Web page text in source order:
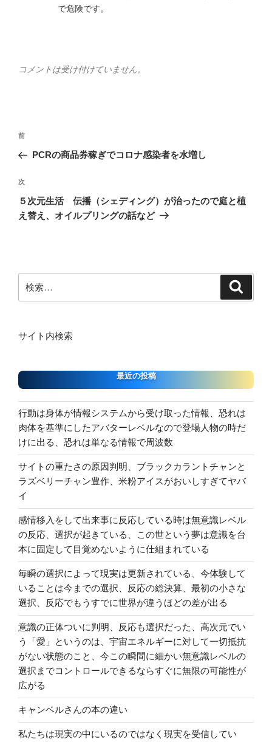
で危険です。
コメントは受け付けていません。
投
ナ
ビ
ゲ
ー
前
の
稿
前
PCRの商品券稼ぎでコロナ感染者を水増し
次
の
投
次
５次元生活 伝播（シェディング）が治ったので庭と植
え替え、オイルプリングの話など
索:
サイト内検索
最近の投稿
行動は身体が情報システムから受け取った情報、恐れは
肉体を基準にしたアバターレベルなので登場人物の時だ
けに出る、恐れは単なる情報で周波数
サイトの重たさの原因判明、ブラックカラントチャンと
ラズベリーチャン豊作、米粉アイスがおいしすぎてヤバ
イ
感情移入をして出来事に反応している時は無意識レベル
の反応、選択が起きている、この世という夢は意識を台
本に固定して目覚めないように仕組まれている
毎瞬の選択によって現実は更新されている、今体験して
いることは今までの選択、反応の総決算、最初の小さな
選択、反応でもうすでに世界が違うほどの差が出る
意識の正体ついに判明、反応も選択だった、高次元でい
う「愛」というのは、宇宙エネルギーに対して一切抵抗
がない状態のこと、今この瞬間に細かい無意識レベルの
選択までコントロールできるならすぐに無限の可能性が
広がる
キャンベルさんの本の違い
私たちは現実の中にいるのではなく現実を受信してい